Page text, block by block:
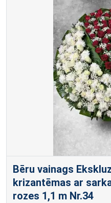
Bēru vainags
krizantēmas ar
rozes 1,1 m Nr.34